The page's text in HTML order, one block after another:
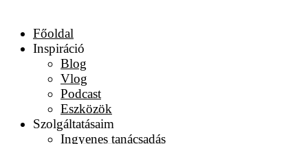
Főoldal
Inspiráció
Blog
Vlog
Podcast
Eszközök
Szolgáltatásaim
Ingyenes tanácsadás